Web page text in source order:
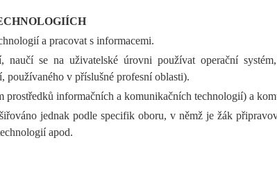
a pracovat s informacemi.
se na uživatelské úrovni používat operační
v příslušné profesní oblasti).
informačních a komunikačních technologií) a
jednak podle specifik oboru, v němž je žák
apod.